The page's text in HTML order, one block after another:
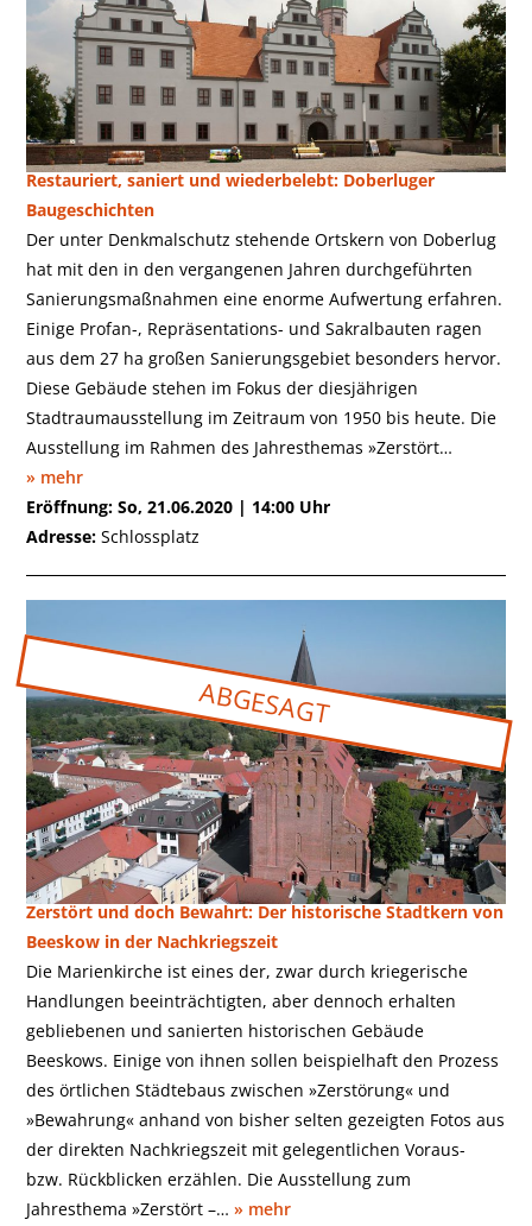
Doberlug-Kirchhain
Restauriert, saniert und wiederbelebt: Doberluger
Baugeschichten
Der unter Denkmalschutz stehende Ortskern von Doberlug
hat mit den in den vergangenen Jahren durchgeführten
Sanierungsmaßnahmen eine enorme Aufwertung erfahren.
Einige Profan-, Repräsentations- und Sakralbauten ragen
aus dem 27 ha großen Sanierungsgebiet besonders hervor.
Diese Gebäude stehen im Fokus der diesjährigen
Stadtraumausstellung im Zeitraum von 1950 bis heute. Die
Ausstellung im Rahmen des Jahresthemas »Zerstört…
» mehr
Eröffnung: So, 21.06.2020 | 14:00 Uhr
Adresse: Schlossplatz
Beeskow
Zerstört und doch Bewahrt: Der historische Stadtkern von
Beeskow in der Nachkriegszeit
Die Marienkirche ist eines der, zwar durch kriegerische
Handlungen beeinträchtigten, aber dennoch erhalten
gebliebenen und sanierten historischen Gebäude
Beeskows. Einige von ihnen sollen beispielhaft den Prozess
des örtlichen Städtebaus zwischen »Zerstörung« und
»Bewahrung« anhand von bisher selten gezeigten Fotos aus
der direkten Nachkriegszeit mit gelegentlichen Voraus-
bzw. Rückblicken erzählen. Die Ausstellung zum
Jahresthema »Zerstört –…» mehr